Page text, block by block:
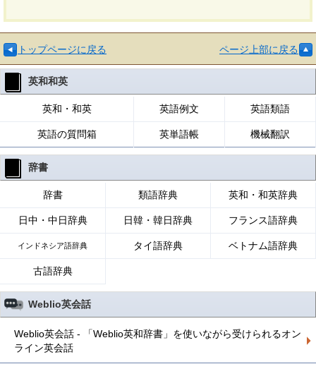
トップページに戻る ページ上部に戻る
英和和英
英和・和英 英語例文 英語類語
英語の質問箱 英単語帳 機械翻訳
辞書
辞書 類語辞典 英和・和英辞典
日中・中日辞典 日韓・韓日辞典 フランス語辞典
インドネシア語辞典 タイ語辞典 ベトナム語辞典
古語辞典
Weblio英会話
Weblio英会話 - 「Weblio英和辞書」を使いながら受けられるオン
ライン英会話